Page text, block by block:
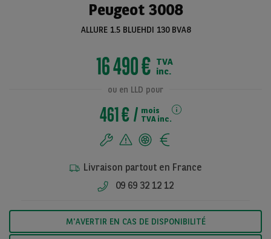
Peugeot 3008
ALLURE 1.5 BLUEHDI 130 BVA8
16 490 € TVA
inc.
ou en LLD pour
461 €
mois
TVA inc.
Livraison partout en France
09 69 32 12 12
M'AVERTIR EN CAS DE DISPONIBILITÉ